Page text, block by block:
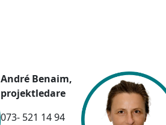
André Benaim,
projektledare
073- 521 14 94